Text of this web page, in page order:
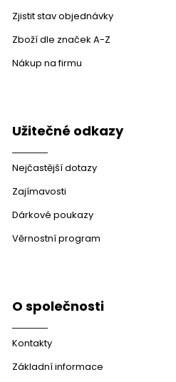
Zjistit stav objednávky
Zboží dle značek A-Z
Nákup na firmu
Užitečné odkazy
Nejčastější dotazy
Zajímavosti
Dárkové poukazy
Věrnostní program
O společnosti
Kontakty
Základní informace